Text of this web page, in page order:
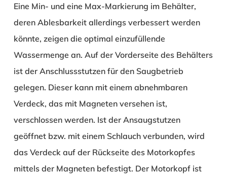
Eine Min- und eine Max-Markierung im Behälter,
deren Ablesbarkeit allerdings verbessert werden
könnte, zeigen die optimal einzufüllende
Wassermenge an. Auf der Vorderseite des Behälters
ist der Anschlussstutzen für den Saugbetrieb
gelegen. Dieser kann mit einem abnehmbaren
Verdeck, das mit Magneten versehen ist,
verschlossen werden. Ist der Ansaugstutzen
geöffnet bzw. mit einem Schlauch verbunden, wird
das Verdeck auf der Rückseite des Motorkopfes
mittels der Magneten befestigt. Der Motorkopf ist